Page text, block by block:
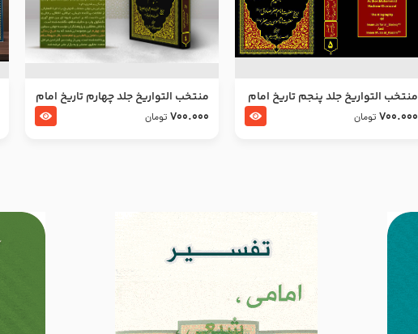
منتخب التواریخ جلد پنجم تاریخ امام
جعفر صادق و امام موسی بن جعفر
700.000 تومان
منتخب التواریخ جلد چهارم تاریخ امام
زین العابدین و امام محمد باقر
700.000 تومان